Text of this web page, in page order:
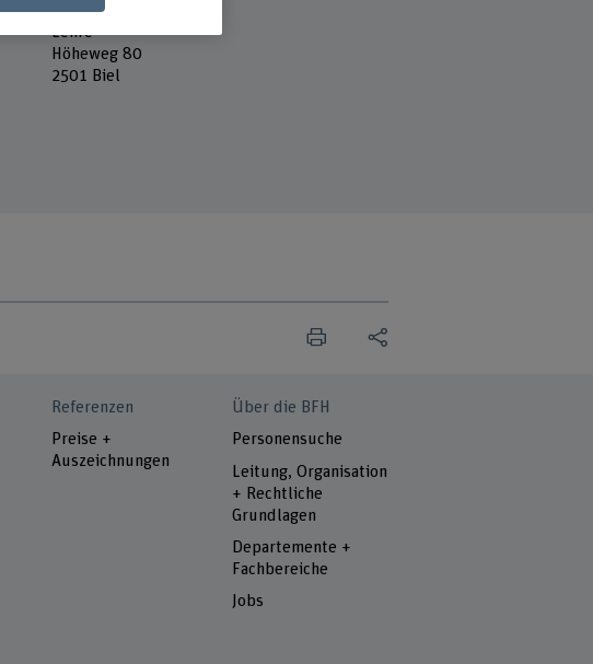
Technik und Informatik
Lehre
Höheweg 80
2501 Biel
Referenzen
Preise +
Auszeichnungen
Über die BFH
Personensuche
Leitung, Organisation
+ Rechtliche
Grundlagen
Departemente +
Fachbereiche
Jobs